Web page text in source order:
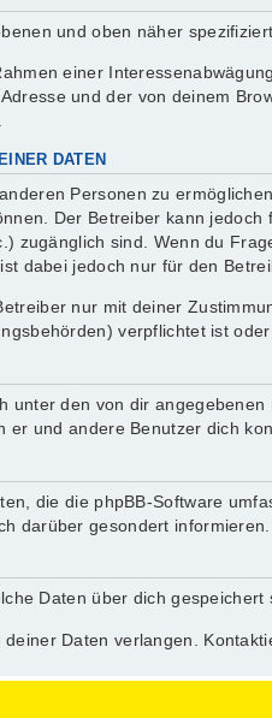
und oben näher
einer
und der von deinem
DATEN
Personen zu
Der Betreiber kann
zugänglich sind. Wenn du
dabei jedoch nur für den
nur mit deiner
verpflichtet ist
unter den von dir
und andere Benutzer dich
die die phpBB-Software
darüber gesondert informieren.
Daten über dich gespeichert
Daten verlangen.